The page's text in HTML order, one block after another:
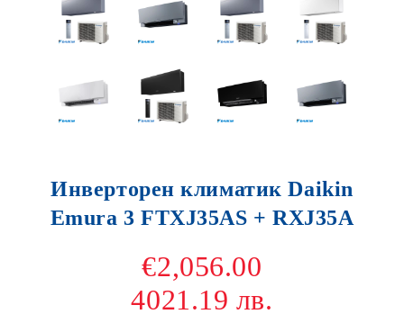
Инверторен климатик Daikin
Emura 3 FTXJ35AS + RXJ35A
€2,056.00
4021.19 лв.